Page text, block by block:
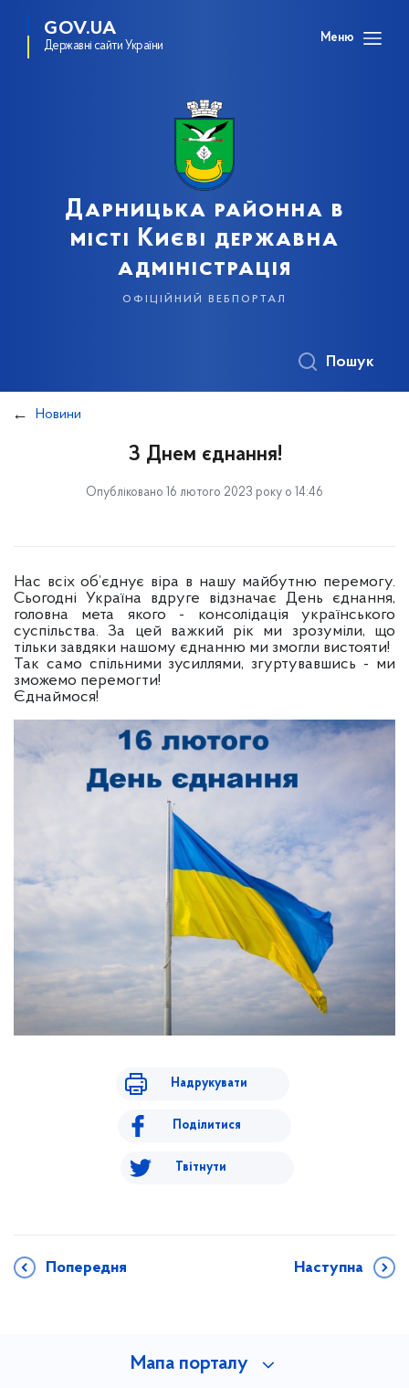
GOV.UA
Державні сайти України
Меню
Дарницька районна в
місті Києві державна
адміністрація
офіційний вебпортал
Пошук
Новини
З Днем єднання!
Опубліковано 16 лютого 2023 року о 14:46
Нас всіх об’єднує віра в нашу майбутню перемогу.
Сьогодні Україна вдруге відзначає День єднання,
головна мета якого - консолідація українського
суспільства. За цей важкий рік ми зрозуміли, що
тільки завдяки нашому єднанню ми змогли вистояти!
Так само спільними зусиллями, згуртувавшись - ми
зможемо перемогти!
Єднаймося!
Надрукувати
Поділитися
Твітнути
Попередня Наступна
Мапа порталу